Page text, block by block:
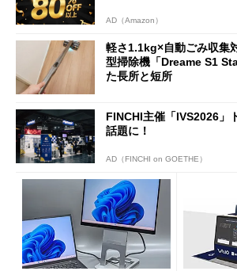
AD（Amazon）
軽さ1.1kg×自動ごみ収集
型掃除機「Dreame S1
た長所と短所
FINCHI主催「IVS2026」
話題に！
AD（FINCHI on GOETHE）